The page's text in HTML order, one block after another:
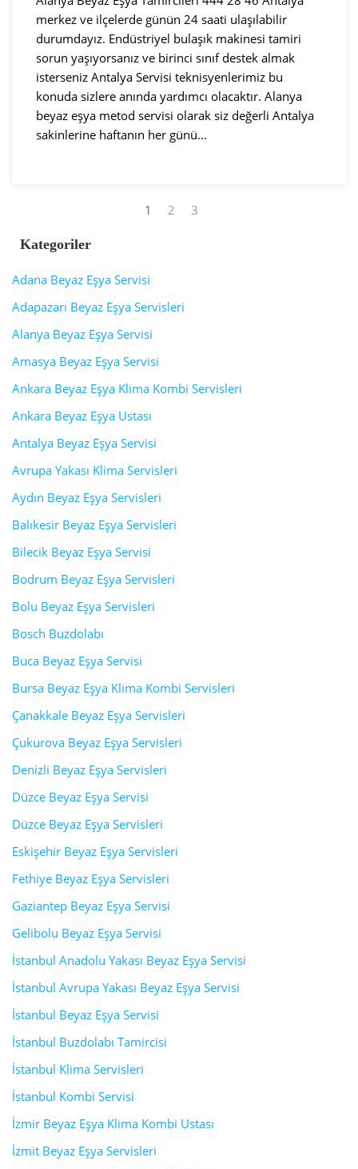
merkez ve ilçelerde günün 24 saati ulaşılabilir
durumdayız. Endüstriyel bulaşık makinesi tamiri
sorun yaşıyorsanız ve birinci sınıf destek almak
isterseniz Antalya Servisi teknisyenlerimiz bu
konuda sizlere anında yardımcı olacaktır. Alanya
beyaz eşya metod servisi olarak siz değerli Antalya
sakinlerine haftanın her günü...
1 2 3
Kategoriler
Adana Beyaz Eşya Servisi
Adapazarı Beyaz Eşya Servisleri
Alanya Beyaz Eşya Servisi
Amasya Beyaz Eşya Servisi
Ankara Beyaz Eşya Klima Kombi Servisleri
Ankara Beyaz Eşya Ustası
Antalya Beyaz Eşya Servisi
Avrupa Yakası Klima Servisleri
Aydın Beyaz Eşya Servisleri
Balıkesir Beyaz Eşya Servisleri
Bilecik Beyaz Eşya Servisi
Bodrum Beyaz Eşya Servisleri
Bolu Beyaz Eşya Servisleri
Bosch Buzdolabı
Buca Beyaz Eşya Servisi
Bursa Beyaz Eşya Klima Kombi Servisleri
Çanakkale Beyaz Eşya Servisleri
Çukurova Beyaz Eşya Servisleri
Denizli Beyaz Eşya Servisleri
Düzce Beyaz Eşya Servisi
Düzce Beyaz Eşya Servisleri
Eskişehir Beyaz Eşya Servisleri
Fethiye Beyaz Eşya Servisleri
Gaziantep Beyaz Eşya Servisi
Gelibolu Beyaz Eşya Servisi
İstanbul Anadolu Yakası Beyaz Eşya Servisi
İstanbul Avrupa Yakası Beyaz Eşya Servisi
İstanbul Beyaz Eşya Servisi
İstanbul Buzdolabı Tamircisi
İstanbul Klima Servisleri
İstanbul Kombi Servisi
İzmir Beyaz Eşya Klima Kombi Ustası
İzmit Beyaz Eşya Servisleri